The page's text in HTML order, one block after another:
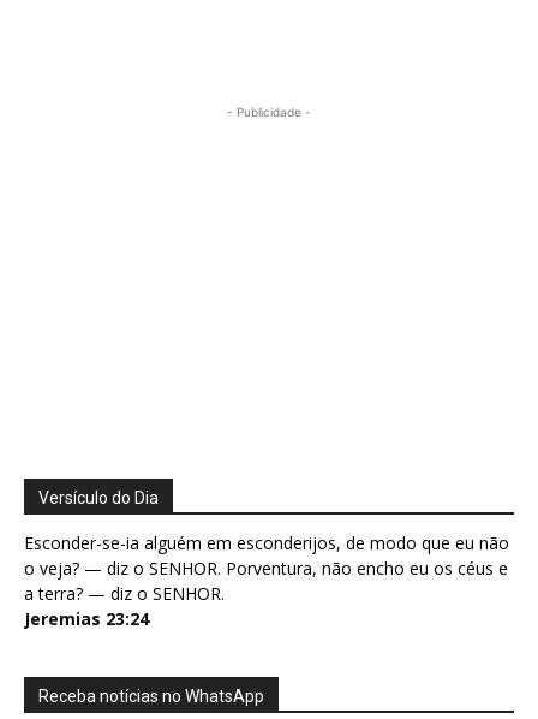
- Publicidade -
Versículo do Dia
Esconder-se-ia alguém em esconderijos, de modo que eu não
o veja? — diz o SENHOR. Porventura, não encho eu os céus e
a terra? — diz o SENHOR.
Jeremias 23:24
Receba notícias no WhatsApp